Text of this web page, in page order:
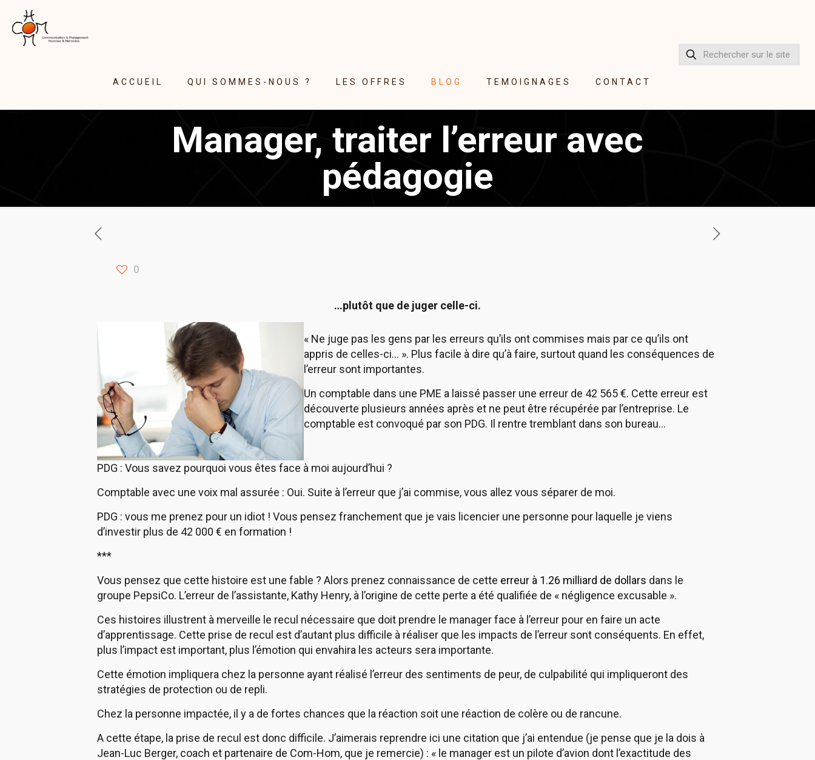
ACCUEIL QUI SOMMES-NOUS ? LES OFFRES BLOG TEMOIGNAGES CONTACT
Manager, traiter l’erreur avec
pédagogie
0
…plutôt que de juger celle-ci.
« Ne juge pas les gens par les erreurs qu’ils ont commises mais par ce qu’ils ont
appris de celles-ci… ». Plus facile à dire qu’à faire, surtout quand les conséquences de
l’erreur sont importantes.
Un comptable dans une PME a laissé passer une erreur de 42 565 €. Cette erreur est
découverte plusieurs années après et ne peut être récupérée par l’entreprise. Le
comptable est convoqué par son PDG. Il rentre tremblant dans son bureau…
PDG : Vous savez pourquoi vous êtes face à moi aujourd’hui ?
Comptable avec une voix mal assurée : Oui. Suite à l’erreur que j’ai commise, vous allez vous séparer de moi.
PDG : vous me prenez pour un idiot ! Vous pensez franchement que je vais licencier une personne pour laquelle je viens
d’investir plus de 42 000 € en formation !
***
Vous pensez que cette histoire est une fable ? Alors prenez connaissance de cette erreur à 1.26 milliard de dollars dans le
groupe PepsiCo. L’erreur de l’assistante, Kathy Henry, à l’origine de cette perte a été qualifiée de « négligence excusable ».
Ces histoires illustrent à merveille le recul nécessaire que doit prendre le manager face à l’erreur pour en faire un acte
d’apprentissage. Cette prise de recul est d’autant plus difficile à réaliser que les impacts de l’erreur sont conséquents. En effet,
plus l’impact est important, plus l’émotion qui envahira les acteurs sera importante.
Cette émotion impliquera chez la personne ayant réalisé l’erreur des sentiments de peur, de culpabilité qui impliqueront des
stratégies de protection ou de repli.
Chez la personne impactée, il y a de fortes chances que la réaction soit une réaction de colère ou de rancune.
A cette étape, la prise de recul est donc difficile. J’aimerais reprendre ici une citation que j’ai entendue (je pense que je la dois à
Jean-Luc Berger, coach et partenaire de Com-Hom, que je remercie) : « le manager est un pilote d’avion dont l’exactitude des